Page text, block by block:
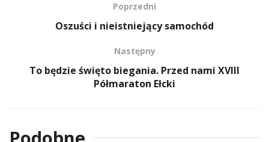
Poprzedni
Oszuści i nieistniejący samochód
Następny
To będzie święto biegania. Przed nami XVIII
Półmaraton Ełcki